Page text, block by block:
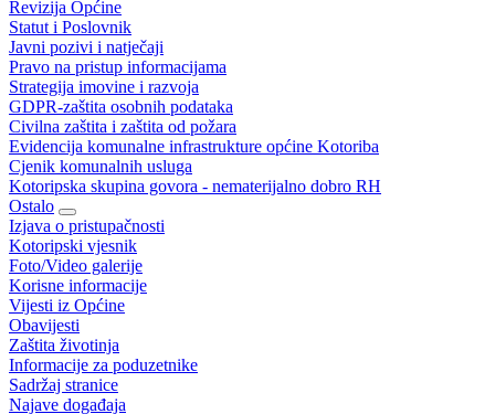
Revizija Općine
Statut i Poslovnik
Javni pozivi i natječaji
Pravo na pristup informacijama
Strategija imovine i razvoja
GDPR-zaštita osobnih podataka
Civilna zaštita i zaštita od požara
Evidencija komunalne infrastrukture općine Kotoriba
Cjenik komunalnih usluga
Kotoripska skupina govora - nematerijalno dobro RH
Ostalo
Izjava o pristupačnosti
Kotoripski vjesnik
Foto/Video galerije
Korisne informacije
Vijesti iz Općine
Obavijesti
Zaštita životinja
Informacije za poduzetnike
Sadržaj stranice
Najave događaja